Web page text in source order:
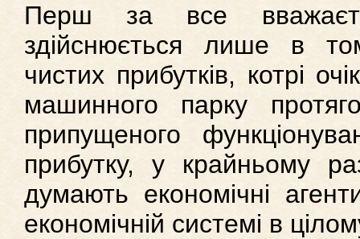
Перш за все
здійснюється лише в
чистих прибутків, котрі
машинного парку
припущеного
прибутку, у крайньому
думають економічні
економічній системі в